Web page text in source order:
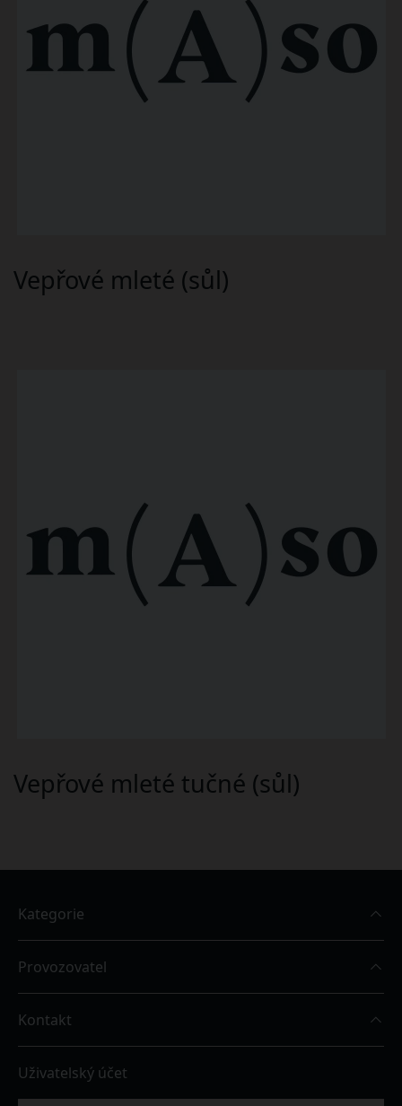
Vepřové mleté (sůl)
Vepřové mleté tučné (sůl)
Kategorie
Provozovatel
Kontakt
Uživatelský účet